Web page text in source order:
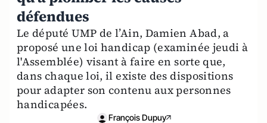
défendues
Le député UMP de l’Ain, Damien Abad, a
proposé une loi handicap (examinée jeudi à
l'Assemblée) visant à faire en sorte que,
dans chaque loi, il existe des dispositions
pour adapter son contenu aux personnes
handicapées.
François Dupuy